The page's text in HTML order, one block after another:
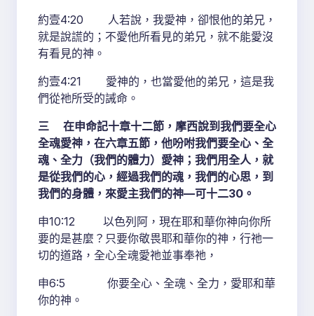
約壹4:20 人若說，我愛神，卻恨他的弟兄，
就是說謊的；不愛他所看見的弟兄，就不能愛沒
有看見的神。
約壹4:21 愛神的，也當愛他的弟兄，這是我
們從祂所受的誡命。
三 在申命記十章十二節，摩西說到我們要全心
全魂愛神，在六章五節，他吩咐我們要全心、全
魂、全力（我們的體力）愛神；我們用全人，就
是從我們的心，經過我們的魂，我們的心思，到
我們的身體，來愛主我們的神—可十二30。
申10:12 以色列阿，現在耶和華你神向你所
要的是甚麼？只要你敬畏耶和華你的神，行祂一
切的道路，全心全魂愛祂並事奉祂，
申6:5 你要全心、全魂、全力，愛耶和華
你的神。